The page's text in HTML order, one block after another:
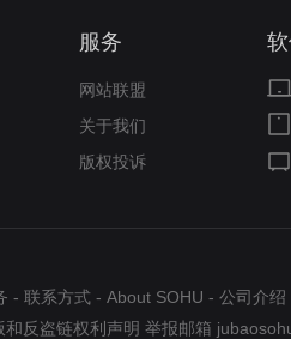
服务
网站联盟
关于我们
版权投诉
- 联系方式 - About SOHU - 公司介绍
和反盗链权利声明 举报邮箱